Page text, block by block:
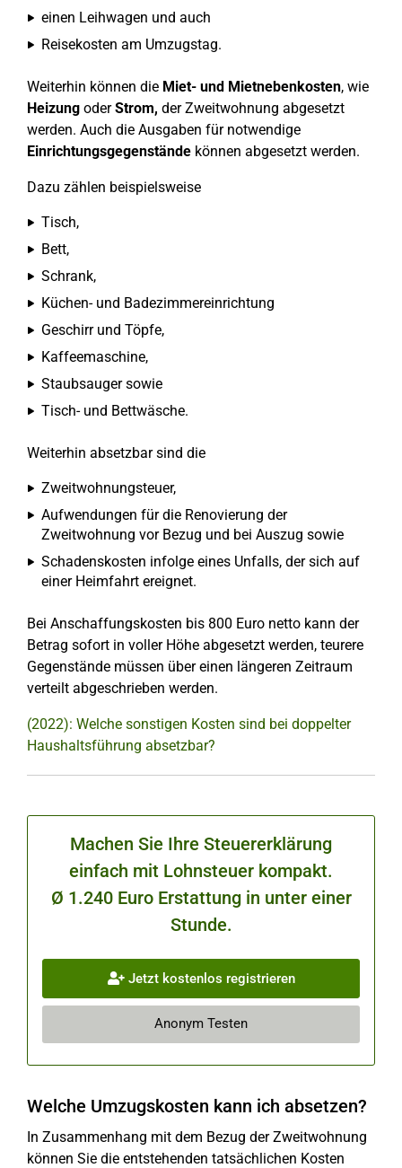
einen Leihwagen und auch
Reisekosten am Umzugstag.
Weiterhin können die Miet- und Mietnebenkosten, wie
Heizung oderStrom, der Zweitwohnung abgesetzt
werden. Auch die Ausgaben für notwendige
Einrichtungsgegenstände können abgesetzt werden.
Dazu zählen beispielsweise
Tisch,
Bett,
Schrank,
Küchen- und Badezimmereinrichtung
Geschirr und Töpfe,
Kaffeemaschine,
Staubsauger sowie
Tisch- und Bettwäsche.
Weiterhin absetzbar sind die
Zweitwohnungsteuer,
Aufwendungen für die Renovierung der
Zweitwohnung vor Bezug und bei Auszug sowie
Schadenskosten infolge eines Unfalls, der sich auf
einer Heimfahrt ereignet.
Bei Anschaffungskosten bis 800 Euro netto kann der
Betrag sofort in voller Höhe abgesetzt werden, teurere
Gegenstände müssen über einen längeren Zeitraum
verteilt abgeschrieben werden.
(2022): Welche sonstigen Kosten sind bei doppelter
Haushaltsführung absetzbar?
Machen Sie Ihre Steuererklärung
einfach mit Lohnsteuer kompakt.
Ø 1.240 Euro Erstattung in unter einer
Stunde.
Jetzt kostenlos registrieren
Anonym Testen
Welche Umzugskosten kann ich absetzen?
In Zusammenhang mit dem Bezug der Zweitwohnung
können Sie die entstehenden tatsächlichen Kosten